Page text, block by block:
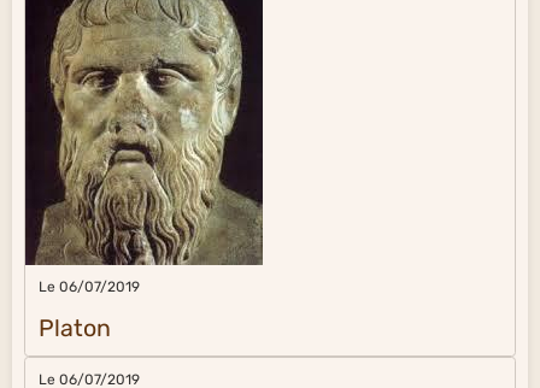
Le 06/07/2019
Platon
Le 06/07/2019